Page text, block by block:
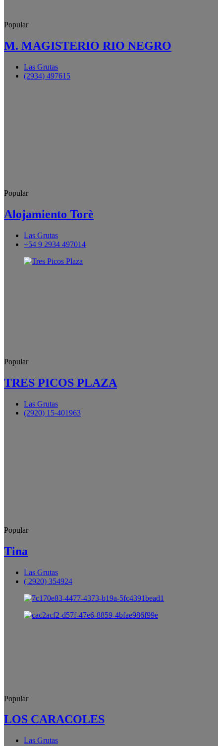
Popular
M. MAGISTERIO RIO NEGRO
Las Grutas
(2934) 497615
Popular
Alojamiento Torè
Las Grutas
+54 9 2934 497014
Popular
TRES PICOS PLAZA
Las Grutas
(2920) 15-401963
Popular
Tina
Las Grutas
( 2920) 354924
Popular
LOS CARACOLES
Las Grutas